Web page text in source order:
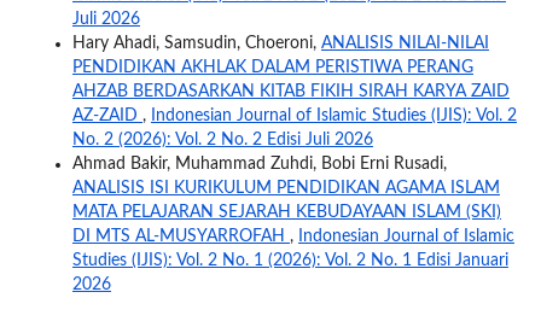
Juli 2026
Hary Ahadi, Samsudin, Choeroni, ANALISIS NILAI-NILAI
PENDIDIKAN AKHLAK DALAM PERISTIWA PERANG
AHZAB BERDASARKAN KITAB FIKIH SIRAH KARYA ZAID
AZ-ZAID ,
Indonesian Journal of Islamic Studies (IJIS): Vol. 2
No. 2 (2026): Vol. 2 No. 2 Edisi Juli 2026
Ahmad Bakir, Muhammad Zuhdi, Bobi Erni Rusadi,
ANALISIS ISI KURIKULUM PENDIDIKAN AGAMA ISLAM
MATA PELAJARAN SEJARAH KEBUDAYAAN ISLAM (SKI)
DI MTS AL-MUSYARROFAH ,
Indonesian Journal of Islamic
Studies (IJIS): Vol. 2 No. 1 (2026): Vol. 2 No. 1 Edisi Januari
2026